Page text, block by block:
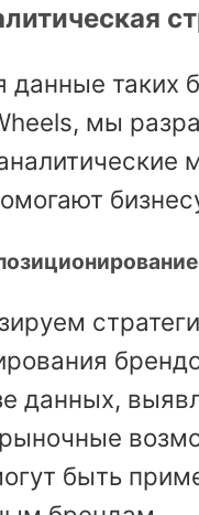
данные таких
мы
данных,
быть